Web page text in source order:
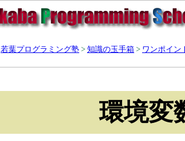
若葉プログラミング塾 > 知識の玉手箱 > ワンポイン
環境変